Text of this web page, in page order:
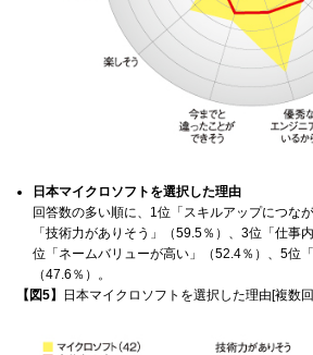
日本マイクロソフトを選択した理由
回答数の多い順に、1位「スキルアップにつな
「技術力がありそう」（59.5％）、3位「仕事
位「ネームバリューが高い」（52.4％）、5位
（47.6％）。
【図5】
日本マイクロソフトを選択した理由[複数